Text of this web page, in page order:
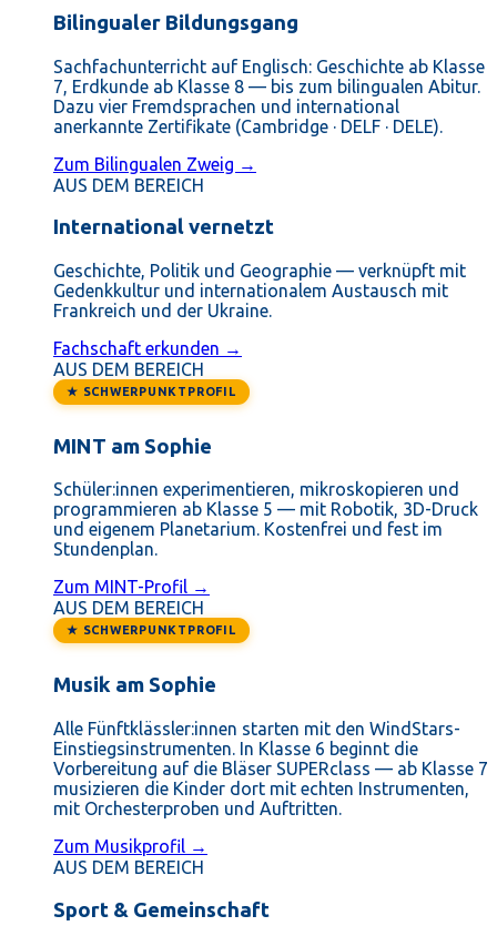
Bilingualer Bildungsgang
Sachfachunterricht auf Englisch: Geschichte ab Klasse
7, Erdkunde ab Klasse 8 — bis zum bilingualen Abitur.
Dazu vier Fremdsprachen und international
anerkannte Zertifikate (Cambridge · DELF · DELE).
Zum Bilingualen Zweig →
AUS DEM BEREICH
International vernetzt
Geschichte, Politik und Geographie — verknüpft mit
Gedenkkultur und internationalem Austausch mit
Frankreich und der Ukraine.
Fachschaft erkunden →
AUS DEM BEREICH
★ SCHWERPUNKTPROFIL
MINT am Sophie
Schüler:innen experimentieren, mikroskopieren und
programmieren ab Klasse 5 — mit Robotik, 3D-Druck
und eigenem Planetarium. Kostenfrei und fest im
Stundenplan.
Zum MINT-Profil →
AUS DEM BEREICH
★ SCHWERPUNKTPROFIL
Musik am Sophie
Alle Fünftklässler:innen starten mit den WindStars-
Einstiegsinstrumenten. In Klasse 6 beginnt die
Vorbereitung auf die Bläser SUPERclass — ab Klasse 7
musizieren die Kinder dort mit echten Instrumenten,
mit Orchesterproben und Auftritten.
Zum Musikprofil →
AUS DEM BEREICH
Sport & Gemeinschaft